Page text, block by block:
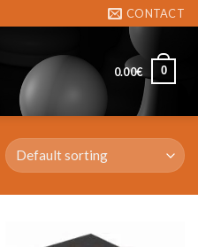
CONTACT
0.00€ 0